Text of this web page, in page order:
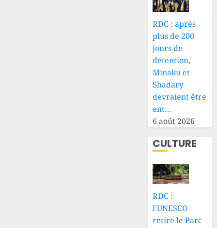
RDC : après
plus de 200
jours de
détention,
Minaku et
Shadary
devraient être
ent…
6 août 2026
CULTURE
RDC :
l’UNESCO
retire le Parc